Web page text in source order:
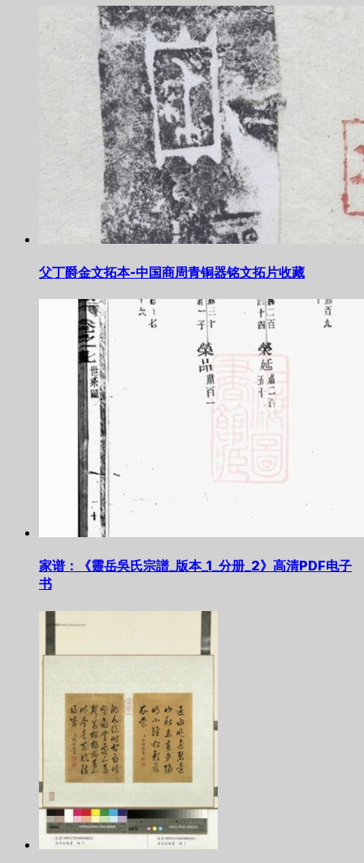
父丁爵金文拓本-中国商周青铜器铭文拓片收藏
家谱：《靈岳吳氏宗譜_版本_1_分册_2》高清PDF电子
书